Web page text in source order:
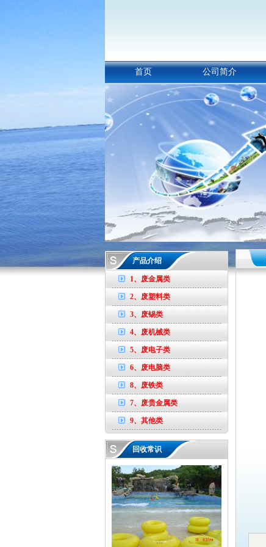
首页 公司简介
产品介绍
1、废金属类
2、废塑料类
3、废锡类
4、废机械类
5、废电子类
6、废电脑类
8、废铁类
7、废贵金属类
9、其他类
回收常识